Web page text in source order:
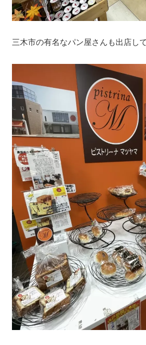
三木市の有名なパン屋さんも出店し